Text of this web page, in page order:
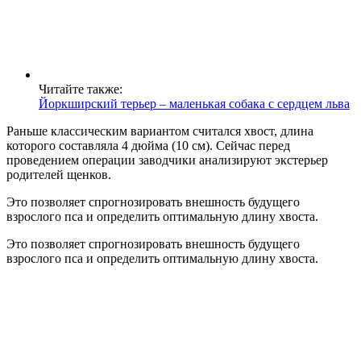
Читайте также:
Йоркширский терьер – маленькая собака с сердцем льва
Раньше классическим вариантом считался хвост, длина
которого составляла 4 дюйма (10 см). Сейчас перед
проведением операции заводчики анализируют экстерьер
родителей щенков.
Это позволяет спрогнозировать внешность будущего
взрослого пса и определить оптимальную длину хвоста.
Это позволяет спрогнозировать внешность будущего
взрослого пса и определить оптимальную длину хвоста.